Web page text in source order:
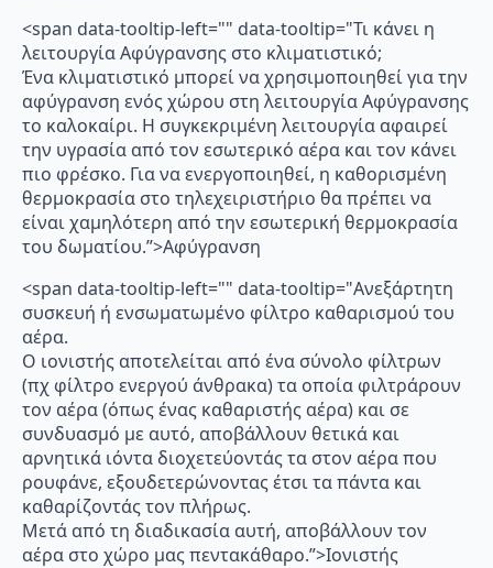
<span data-tooltip-left="" data-tooltip="Τι κάνει η
λειτουργία Αφύγρανσης στο κλιματιστικό;
Ένα κλιματιστικό μπορεί να χρησιμοποιηθεί για την
αφύγρανση ενός χώρου στη λειτουργία Αφύγρανσης
το καλοκαίρι. Η συγκεκριμένη λειτουργία αφαιρεί
την υγρασία από τον εσωτερικό αέρα και τον κάνει
πιο φρέσκο. Για να ενεργοποιηθεί, η καθορισμένη
θερμοκρασία στο τηλεχειριστήριο θα πρέπει να
είναι χαμηλότερη από την εσωτερική θερμοκρασία
του δωματίου.”>Αφύγρανση
<span data-tooltip-left="" data-tooltip="Ανεξάρτητη
συσκευή ή ενσωματωμένο φίλτρο καθαρισμού του
αέρα.
Ο ιονιστής αποτελείται από ένα σύνολο φίλτρων
(πχ φίλτρο ενεργού άνθρακα) τα οποία φιλτράρουν
τον αέρα (όπως ένας καθαριστής αέρα) και σε
συνδυασμό με αυτό, αποβάλλουν θετικά και
αρνητικά ιόντα διοχετεύοντάς τα στον αέρα που
ρουφάνε, εξουδετερώνοντας έτσι τα πάντα και
καθαρίζοντάς τον πλήρως.
Μετά από τη διαδικασία αυτή, αποβάλλουν τον
αέρα στο χώρο μας πεντακάθαρο.”>Ιονιστής